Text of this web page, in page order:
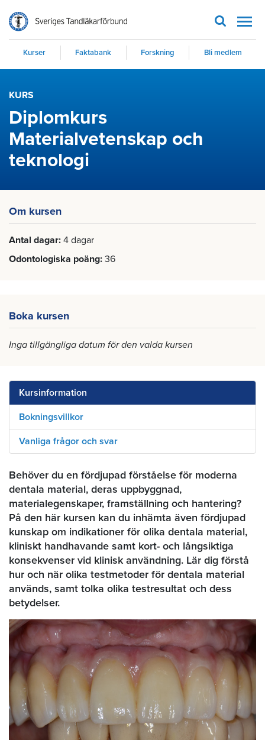
Kurser Faktabank Forskning Bli medlem
KURS
Diplomkurs
Materialvetenskap och
teknologi
Om kursen
Antal dagar 4 dagar
Odontologiska poäng 36
Boka kursen
Inga tillgängliga datum för den valda kursen
Kursinformation
Bokningsvillkor
Vanliga frågor och svar
Behöver du en fördjupad förståelse för moderna
dentala material, deras uppbyggnad,
materialegenskaper, framställning och hantering?
På den här kursen kan du inhämta även fördjupad
kunskap om indikationer för olika dentala material,
kliniskt handhavande samt kort- och långsiktiga
konsekvenser vid klinisk användning. Lär dig förstå
hur och när olika testmetoder för dentala material
används, samt tolka olika testresultat och dess
betydelser.